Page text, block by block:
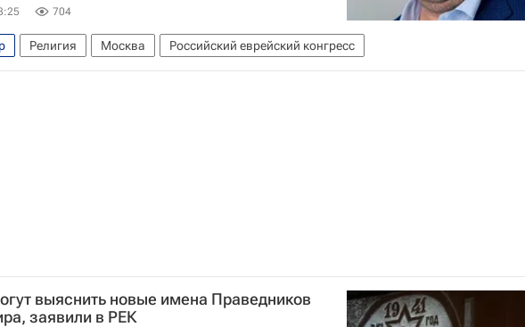
704
Религия Москва Российский еврейский конгресс
выяснить новые имена Праведников
заявили в РЕК